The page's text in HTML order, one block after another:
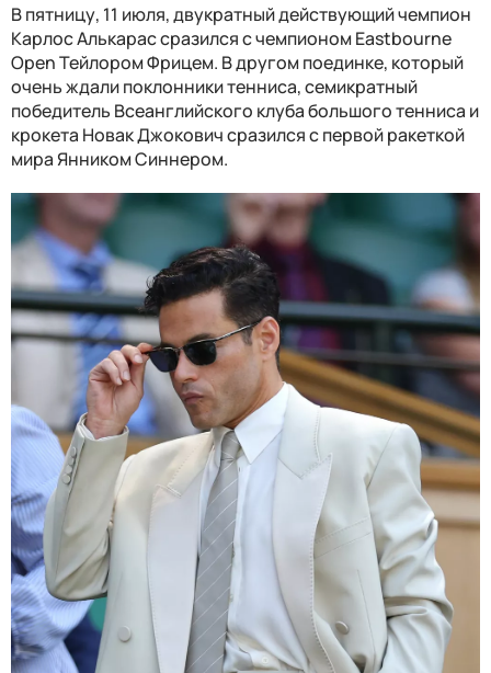
В пятницу, 11 июля, двукратный действующий чемпион
Карлос Алькарас сразился с чемпионом Eastbourne
Open Тейлором Фрицем. В другом поединке, который
очень ждали поклонники тенниса, семикратный
победитель Всеанглийского клуба большого тенниса и
крокета Новак Джокович сразился с первой ракеткой
мира Янником Синнером.